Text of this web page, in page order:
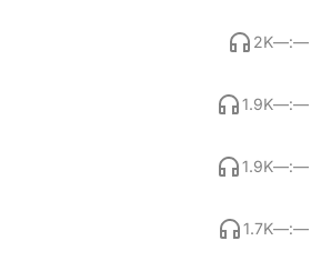
2K—:—
1.9K—:—
1.9K—:—
1.7K—:—